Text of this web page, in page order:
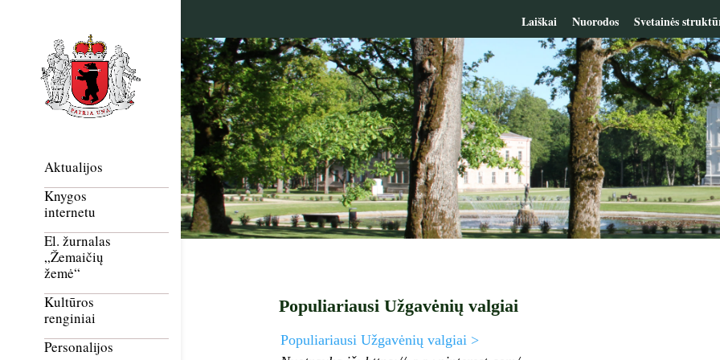
Laiškai Nuorodos Svetainės
Aktualijos
Knygos
internetu
El. žurnalas
„Žemaičių
žemė“
Kultūros
renginiai
Personalijos
Populiariausi Užgavėnių valgiai
Populiariausi Užgavėnių valgiai >